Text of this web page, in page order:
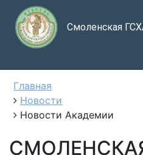
Смоленская
Главная
Новости
Новости Академии